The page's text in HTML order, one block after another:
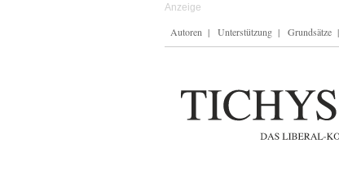
Autoren Unterstützung Grundsätze